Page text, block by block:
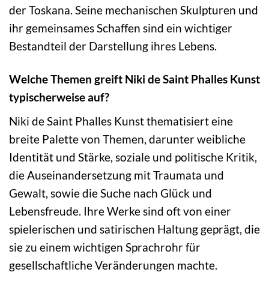
der Toskana. Seine mechanischen Skulpturen und
ihr gemeinsames Schaffen sind ein wichtiger
Bestandteil der Darstellung ihres Lebens.
Welche Themen greift Niki de Saint Phalles Kunst
typischerweise auf?
Niki de Saint Phalles Kunst thematisiert eine
breite Palette von Themen, darunter weibliche
Identität und Stärke, soziale und politische Kritik,
die Auseinandersetzung mit Traumata und
Gewalt, sowie die Suche nach Glück und
Lebensfreude. Ihre Werke sind oft von einer
spielerischen und satirischen Haltung geprägt, die
sie zu einem wichtigen Sprachrohr für
gesellschaftliche Veränderungen machte.